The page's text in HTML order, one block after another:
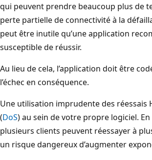
qui peuvent prendre beaucoup plus de
perte partielle de connectivité à la
peut être inutile qu’une application
susceptible de réussir.
Au lieu de cela, l’application doit être
l’échec en conséquence.
Une utilisation imprudente des réessais
(DoS) au sein de votre propre logiciel. En
plusieurs clients peuvent réessayer à
un risque dangereux d’augmenter